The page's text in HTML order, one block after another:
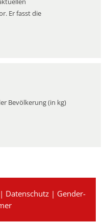
Er fasst die
Bevölkerung (in kg)
| Datenschutz | Gender-